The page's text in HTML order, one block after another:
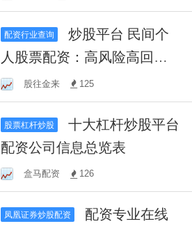
长之路！
配资行业查询
炒股平台 民间个
人股票配资：高风险高回
报，投资者需谨慎抉择
股往金来 125
股票杠杆炒股
十大杠杆炒股平台
配资公司信息总览表
盒马配资 126
凤凰证券炒股配资